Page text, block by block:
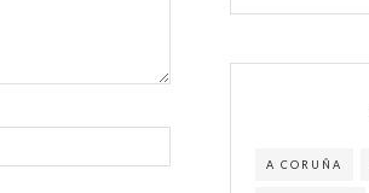
A CORUÑA